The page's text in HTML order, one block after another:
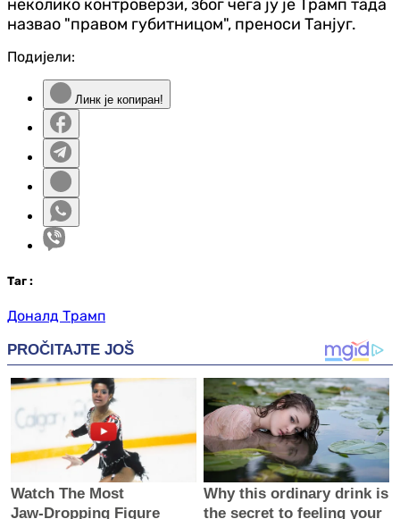
неколико контроверзи, због чега ју је Трамп тада
назвао "правом губитницом", преноси Танјуг.
Подијели:
Линк је копиран!
Таг :
Доналд Трамп